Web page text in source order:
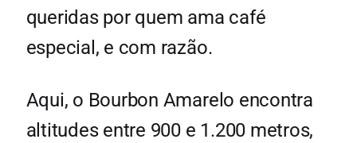
queridas por quem ama café
especial, e com razão.
Aqui, o Bourbon Amarelo encontra
altitudes entre 900 e 1.200 metros,